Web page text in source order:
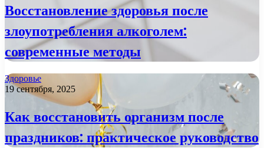
Восстановление здоровья после
злоупотребления алкоголем:
современные методы
Здоровье
19 сентября, 2025
Как восстановить организм после
праздников: практическое руководство